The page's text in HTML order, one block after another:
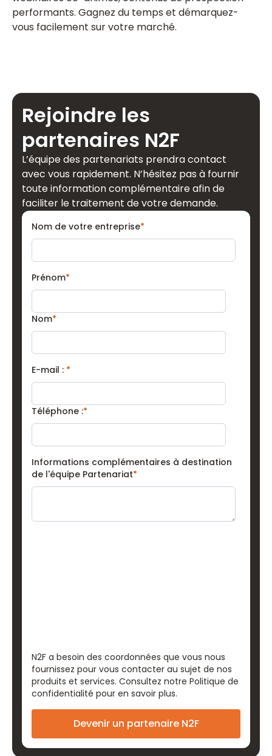
performants. Gagnez du temps et démarquez-
vous facilement sur votre marché.
Rejoindre les
partenaires N2F
L’équipe des partenariats prendra contact
avec vous rapidement. N’hésitez pas à fournir
toute information complémentaire afin de
faciliter le traitement de votre demande.
Nom de votre entreprise*
Prénom*
Nom*
E-mail : *
Téléphone :*
Informations complémentaires à destination
de l'équipe Partenariat*
N2F a besoin des coordonnées que vous nous
fournissez pour vous contacter au sujet de nos
produits et services. Consultez notre Politique de
confidentialité pour en savoir plus.